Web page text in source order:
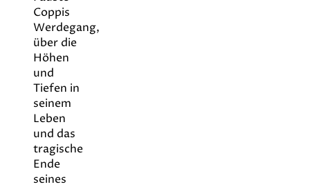
Coppis
Werdegang,
über die
Höhen
und
Tiefen in
seinem
Leben
und das
tragische
Ende
seines